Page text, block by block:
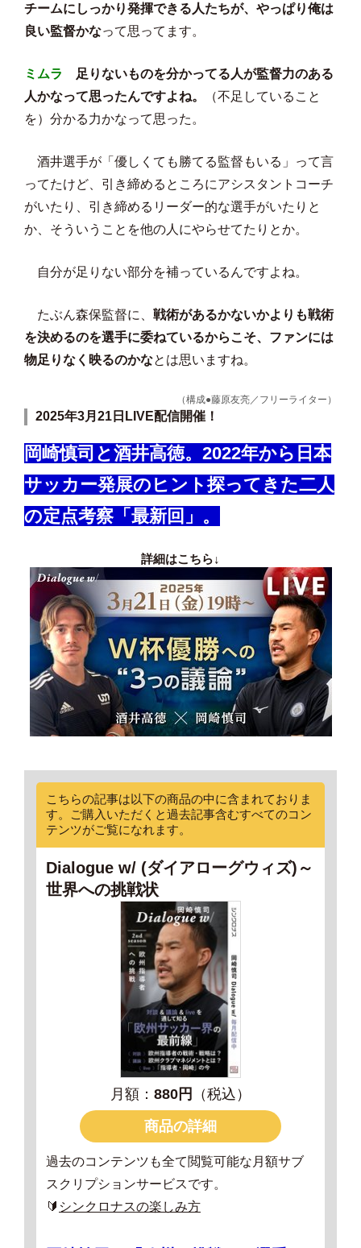
チームにしっかり発揮できる人たちが、やっぱり俺は
良い監督かなって思ってます。
ミムラ
足りないものを分かってる人が監督力のある
人かなって思ったんですよね。
（不足していること
を）分かる力かなって思った。
酒井選手が「優しくても勝てる監督もいる」って言
ってたけど、引き締めるところにアシスタントコーチ
がいたり、引き締めるリーダー的な選手がいたりと
か、そういうことを他の人にやらせてたりとか。
自分が足りない部分を補っているんですよね。
たぶん森保監督に、 戦術があるかないかよりも戦術
を決めるのを選手に委ねているからこそ、ファンには
物足りなく映るのかなとは思いますね。
（構成●藤原友亮／フリーライター）
2025年3月21日LIVE配信開催！
岡崎慎司と酒井高徳。2022年から日本
サッカー発展のヒント探ってきた二人
の定点考察「最新回」。
詳細はこちら↓
こちらの記事は以下の商品の中に含まれておりま
す。ご購入いただくと過去記事含むすべてのコン
テンツがご覧になれます。
Dialogue w/ (ダイアローグウィズ)～
世界への挑戦状
月額： 880円
（税込）
商品の詳細
過去のコンテンツも全て閲覧可能な月額サブ
スクリプションサービスです。
🔰 シンクロナスの楽しみ方